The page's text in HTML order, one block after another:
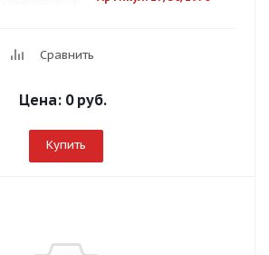
Сравнить
Цена: 0 руб.
Купить